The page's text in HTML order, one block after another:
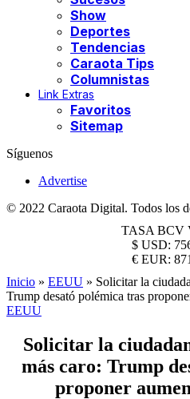
Show
Deportes
Tendencias
Caraota Tips
Columnistas
Link Extras
Favoritos
Sitemap
Síguenos
Advertise
© 2022 Caraota Digital. Todos los
TASA BCV
$ USD:
€ EUR:
Inicio » EEUU » Solicitar la
Trump desató polémica tras
EEUU
Solicitar la
más caro: Trump
proponer